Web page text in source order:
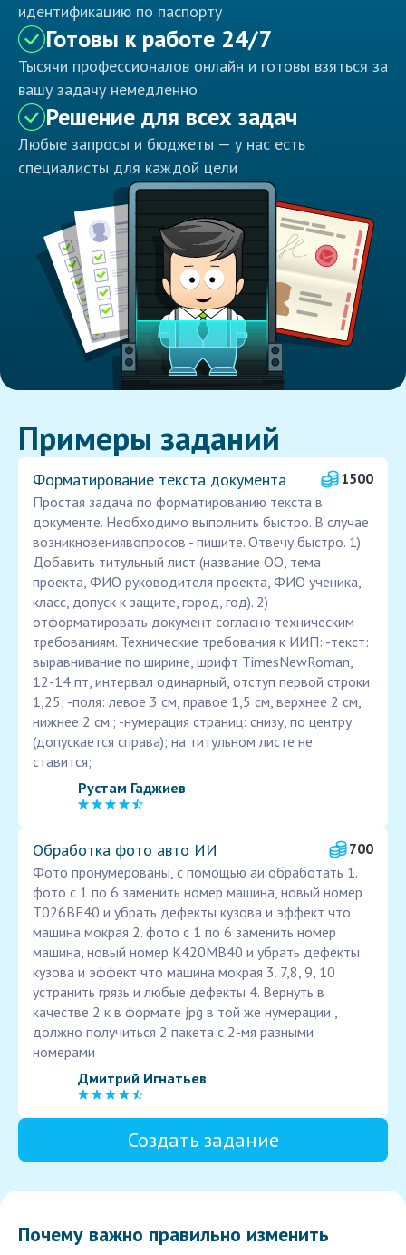
идентификацию по паспорту
Готовы к работе 24/7
Тысячи профессионалов онлайн и готовы взяться за
вашу задачу немедленно
Решение для всех задач
Любые запросы и бюджеты — у нас есть
специалисты для каждой цели
Примеры заданий
Форматирование текста документа
1500
Простая задача по форматированию текста в
документе. Необходимо выполнить быстро. В случае
возникновениявопросов - пишите. Отвечу быстро. 1)
Добавить титульный лист (название ОО, тема
проекта, ФИО руководителя проекта, ФИО ученика,
класс, допуск к защите, город, год). 2)
отформатировать документ согласно техническим
требованиям. Технические требования к ИИП: -текст:
выравнивание по ширине, шрифт TimesNewRoman,
12-14 пт, интервал одинарный, отступ первой строки
1,25; -поля: левое 3 см, правое 1,5 см, верхнее 2 см,
нижнее 2 см.; -нумерация страниц: снизу, по центру
(допускается справа); на титульном листе не
ставится;
Рустам Гаджиев
Обработка фото авто ИИ
700
Фото пронумерованы, с помощью аи обработать 1.
фото с 1 по 6 заменить номер машина, новый номер
Т026ВЕ40 и убрать дефекты кузова и эффект что
машина мокрая 2. фото с 1 по 6 заменить номер
машина, новый номер К420МВ40 и убрать дефекты
кузова и эффект что машина мокрая 3. 7,8, 9, 10
устранить грязь и любые дефекты 4. Вернуть в
качестве 2 к в формате jpg в той же нумерации ,
должно получиться 2 пакета с 2-мя разными
номерами
Дмитрий Игнатьев
Создать задание
Почему важно правильно изменить